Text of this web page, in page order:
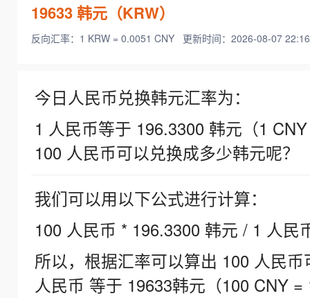
19633韩元（KRW）
反向汇率：1 KRW = 0.0051 CNY 更新时间：2026-08-07
今日人民币兑换韩元汇率为：
1 人民币等于 196.3300 韩元（1
100 人民币可以兑换成多少韩元呢？
我们可以用以下公式进行计算：
100 人民币 * 196.3300 韩元 / 1 人民
所以，根据汇率可以算出 100 人民
人民币 等于 19633韩元（100 CNY =